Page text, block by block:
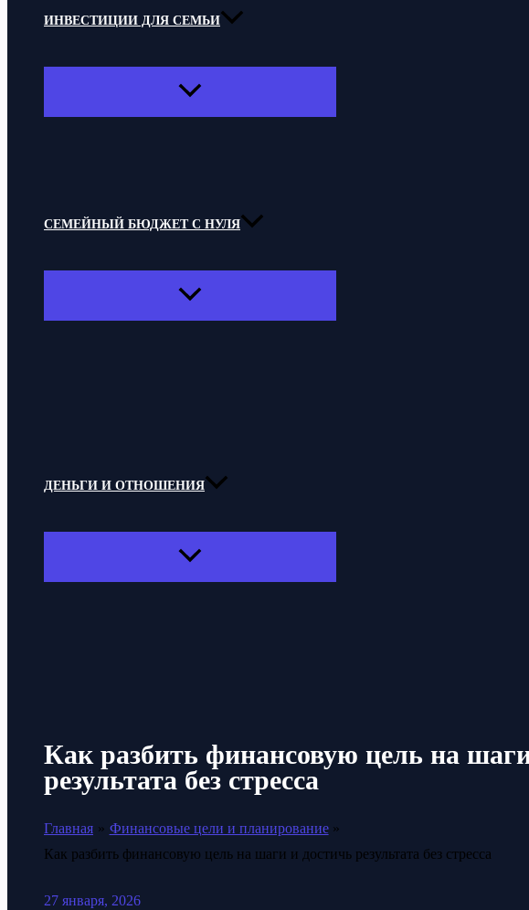
ИНВЕСТИЦИИ ДЛЯ СЕМЬИ
ПЕРЕКЛЮЧАТЕЛЬ
СЕМЕЙНЫЙ БЮДЖЕТ С НУЛЯ
ПЕРЕКЛЮЧАТЕЛЬ
ДЕНЬГИ И ОТНОШЕНИЯ
ПЕРЕКЛЮЧАТЕЛЬ
Как разбить финансовую цель на
результата без стресса
Главная
Финансовые цели и планирование
Как разбить финансовую цель на шаги и достичь результата без стресса
27 января, 2026